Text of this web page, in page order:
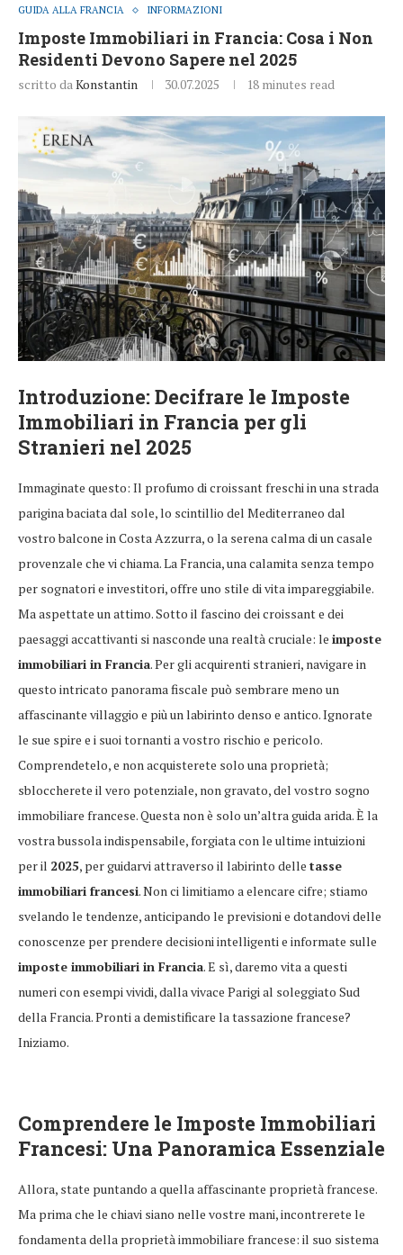
GUIDA ALLA FRANCIA
INFORMAZIONI
Imposte Immobiliari in Francia: Cosa i Non
Residenti Devono Sapere nel 2025
scritto daKonstantin 30.07.2025 18 minutes read
Introduzione: Decifrare le Imposte
Immobiliari in Francia per gli
Stranieri nel 2025
Immaginate questo: Il profumo di croissant freschi in una strada
parigina baciata dal sole, lo scintillio del Mediterraneo dal
vostro balcone in Costa Azzurra, o la serena calma di un casale
provenzale che vi chiama. La Francia, una calamita senza tempo
per sognatori e investitori, offre uno stile di vita impareggiabile.
Ma aspettate un attimo. Sotto il fascino dei croissant e dei
paesaggi accattivanti si nasconde una realtà cruciale: le imposte
immobiliari in Francia. Per gli acquirenti stranieri, navigare in
questo intricato panorama fiscale può sembrare meno un
affascinante villaggio e più un labirinto denso e antico. Ignorate
le sue spire e i suoi tornanti a vostro rischio e pericolo.
Comprendetelo, e non acquisterete solo una proprietà;
sbloccherete il vero potenziale, non gravato, del vostro sogno
immobiliare francese. Questa non è solo un’altra guida arida. È la
vostra bussola indispensabile, forgiata con le ultime intuizioni
per il 2025, per guidarvi attraverso il labirinto delle tasse
immobiliari francesi. Non ci limitiamo a elencare cifre; stiamo
svelando le tendenze, anticipando le previsioni e dotandovi delle
conoscenze per prendere decisioni intelligenti e informate sulle
imposte immobiliari in Francia. E sì, daremo vita a questi
numeri con esempi vividi, dalla vivace Parigi al soleggiato Sud
della Francia. Pronti a demistificare la tassazione francese?
Iniziamo.
Comprendere le Imposte Immobiliari
Francesi: Una Panoramica Essenziale
Allora, state puntando a quella affascinante proprietà francese.
Ma prima che le chiavi siano nelle vostre mani, incontrerete le
fondamenta della proprietà immobiliare francese: il suo sistema